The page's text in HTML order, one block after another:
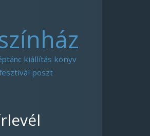
kiállítás könyv
poszt